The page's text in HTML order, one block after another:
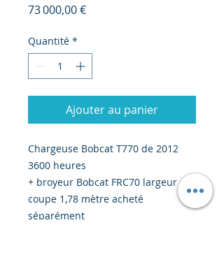
73 000,00 €Prix
Quantité *
Ajouter au panier
Chargeuse Bobcat T770 de 2012
3600 heures
+ broyeur Bobcat FRC70 largeur de
coupe 1,78 mètre acheté
séparément